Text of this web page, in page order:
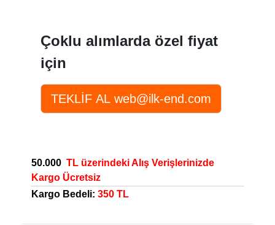
Çoklu alımlarda özel fiyat
için
50.000 TL üzerindeki Alış Verişlerinizde
Kargo Ücretsiz
Kargo Bedeli: 350 TL